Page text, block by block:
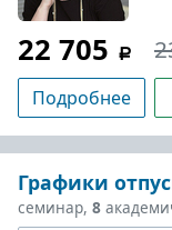
22 705
Подробнее
Графики
семинар, 8